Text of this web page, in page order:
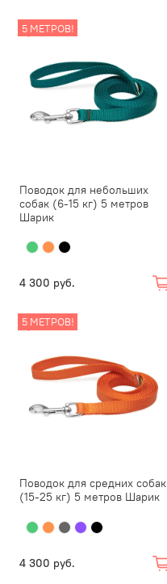
5 МЕТРОВ!
Поводок для небольших
собак (6-15 кг) 5 метров
Шарик
4 300 руб.
5 МЕТРОВ!
Поводок для средних собак
(15-25 кг) 5 метров Шарик
4 300 руб.